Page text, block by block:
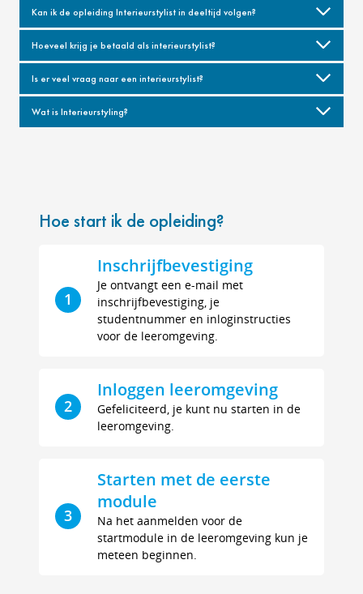
Kan ik de opleiding Interieurstylist in deeltijd volgen?
Hoeveel krijg je betaald als interieurstylist?
Is er veel vraag naar een interieurstylist?
Wat is Interieurstyling?
Hoe start ik de opleiding?
1
Inschrijfbevestiging
Je ontvangt een e-mail met
inschrijfbevestiging, je
studentnummer en inloginstructies
voor de leeromgeving.
2
Inloggen leeromgeving
Gefeliciteerd, je kunt nu starten in de
leeromgeving.
3
Starten met de eerste
module
Na het aanmelden voor de
startmodule in de leeromgeving kun je
meteen beginnen.